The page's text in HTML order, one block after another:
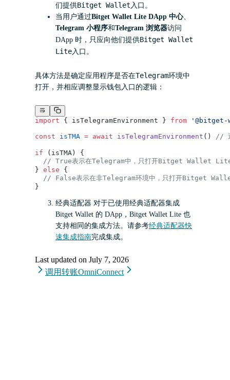
们提供Bitget Wallet 入口。
当用户通过Bitget Wallet Lite DApp 中心、
Telegram 小程序和Telegram 浏览器访问
DApp 时，只应向他们提供Bitget Wallet
Lite 入口。
具体方法是确定应用程序是否在Telegram环境中
打开，并相应调整显示钱包入口的逻辑：
import { isTelegramEnvironment } from '@bitget-
const isTMA = await isTelegramEnvironment () //
if (isTMA) {
// True表示在Telegram中，只打开Bitget Wallet
} else {
// False表示在非Telegram环境中，只打开Bitget
}
经典适配器 对于已使用经典适配器集成
Bitget Wallet 的 DApp，Bitget Wallet Lite 也
支持相同的集成方法。请参考经典适配器快
速集成指南完成集成。
Last updated on July 7, 2026
调用转账OmniConnect